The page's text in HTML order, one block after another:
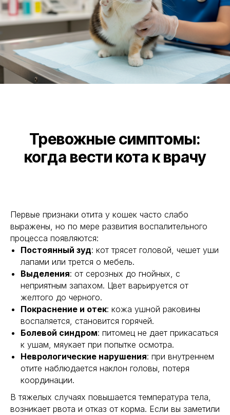
Тревожные симптомы:
когда вести кота к врачу
Первые признаки отита у кошек часто слабо
выражены, но по мере развития воспалительного
процесса появляются:
Постоянный зуд: кот трясет головой, чешет уши
лапами или трется о мебель.
Выделения: от серозных до гнойных, с
неприятным запахом. Цвет варьируется от
желтого до черного.
Покраснение и отек: кожа ушной раковины
воспаляется, становится горячей.
Болевой синдром: питомец не дает прикасаться
к ушам, мяукает при попытке осмотра.
Неврологические нарушения: при внутреннем
отите наблюдается наклон головы, потеря
координации.
В тяжелых случаях повышается температура тела,
возникает рвота и отказ от корма. Если вы заметили